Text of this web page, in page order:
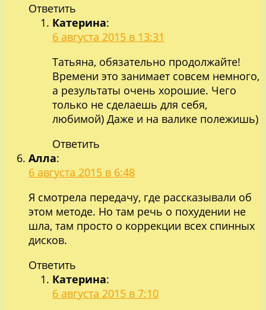
Ответить
Катерина:
6 августа 2015 в 13:31
Татьяна, обязательно продолжайте!
Времени это занимает совсем немного,
а результаты очень хорошие. Чего
только не сделаешь для себя,
любимой) Даже и на валике полежишь)
Ответить
Алла:
6 августа 2015 в 6:48
Я смотрела передачу, где рассказывали об
этом методе. Но там речь о похудении не
шла, там просто о коррекции всех спинных
дисков.
Ответить
Катерина:
6 августа 2015 в 7:10